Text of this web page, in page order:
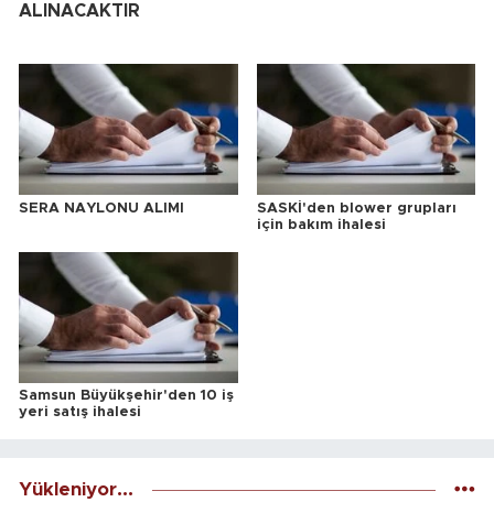
ALINACAKTIR
SERA NAYLONU ALIMI
SASKİ'den blower grupları
için bakım ihalesi
Samsun Büyükşehir'den 10 iş
yeri satış ihalesi
Yükleniyor...